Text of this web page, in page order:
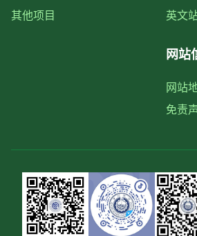
其他项目
英文
网站
网站
免责